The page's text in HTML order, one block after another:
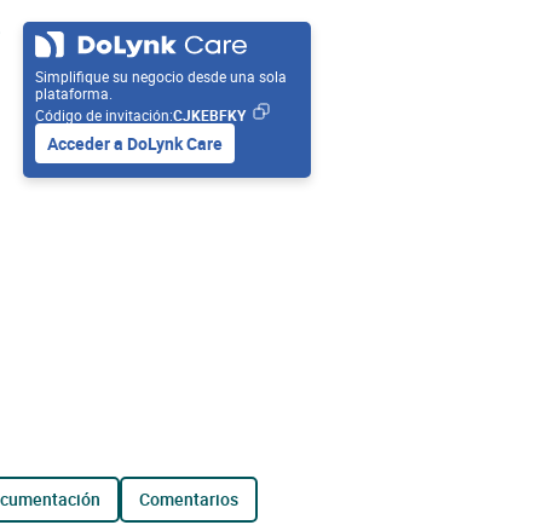
Simplifique su negocio desde una sola
plataforma.
Código de invitación:CJKEBFKY
Acceder a DoLynk Care
comentarios